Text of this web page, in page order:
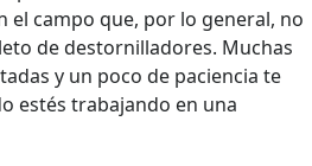
el campo que, por lo general, no
de destornilladores. Muchas
y un poco de paciencia te
estés trabajando en una